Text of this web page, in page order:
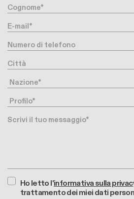
Cognome
E-mail
Numero di telefono
Città
Nazione
Profilo
Messaggio
Ho letto l'informativa sulla
trattamento dei miei dati